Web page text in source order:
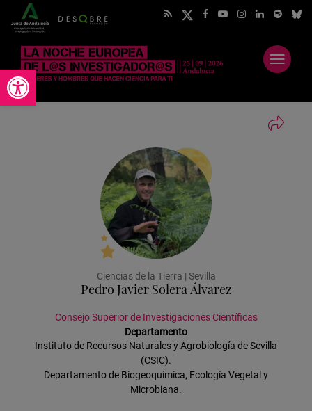
Abrir barra de herramientas
Abrir
menú
Ciencias de la Tierra | Sevilla
Pedro Javier Solera Álvarez
Consejo Superior de Investigaciones Científicas
Departamento
Instituto de Recursos Naturales y Agrobiología de Sevilla
(CSIC).
Departamento de Biogeoquímica, Ecología Vegetal y
Microbiana.